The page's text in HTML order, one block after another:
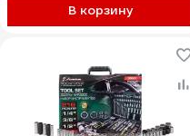
В корзину